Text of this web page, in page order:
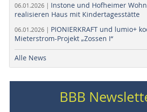
06.01.2026 | Instone und Hofheimer
realisieren Haus mit Kindertagesstätte
06.01.2026 | PIONIERKRAFT und lumio+
Mieterstrom-Projekt „Zossen I“
Alle News
BBB